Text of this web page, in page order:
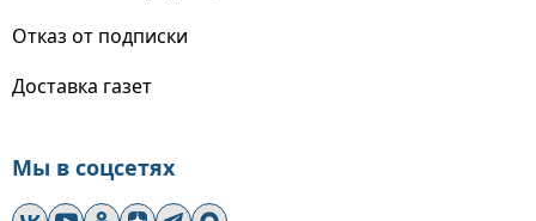
Отказ от подписки
Доставка газет
Мы в соцсетях